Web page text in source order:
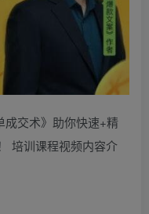
成交术》助你快速+精
培训课程视频内容介